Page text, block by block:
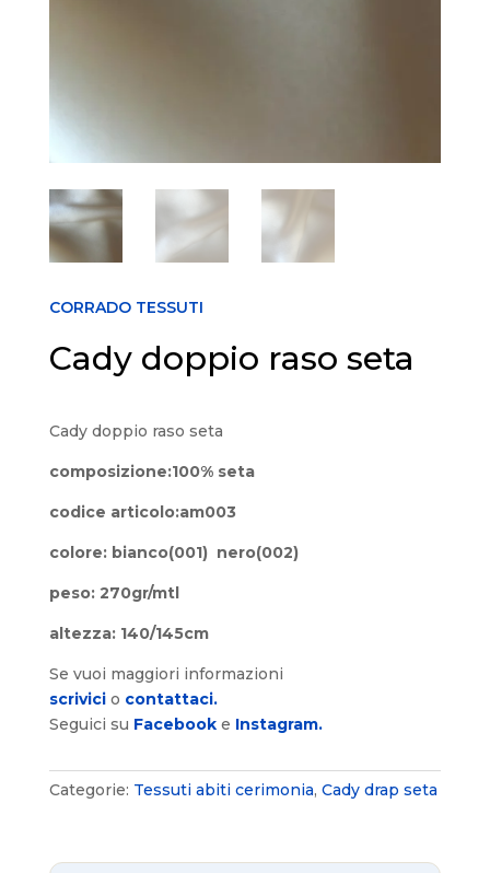
CORRADO TESSUTI
Cady doppio raso seta
Cady doppio raso seta
composizione:100% seta
codice articolo:am003
colore: bianco(001) nero(002)
peso: 270gr/mtl
altezza: 140/145cm
Se vuoi maggiori informazioni
scrivici o contattaci.
Seguici su Facebooke Instagram.
Categorie: Tessuti abiti cerimonia, Cady drap seta